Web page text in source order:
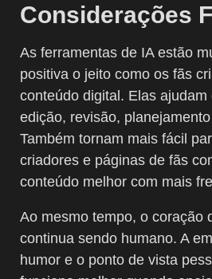
Considerações
As ferramentas de IA estão
positiva o jeito como os fãs
conteúdo digital. Elas ajudam
edição, revisão,
Também tornam mais fácil
criadores e páginas de fãs
conteúdo melhor com mais
Ao mesmo tempo, o coração
continua sendo humano. A
humor e o ponto de vista